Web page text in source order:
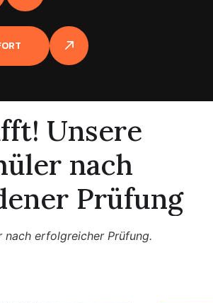
fft! Unsere
üler nach
ener Prüfung
nach erfolgreicher Prüfung.